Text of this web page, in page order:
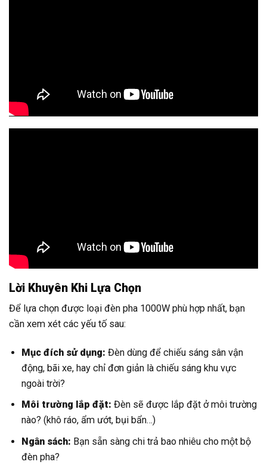
Lời Khuyên Khi Lựa Chọn
Để lựa chọn được loại đèn pha 1000W phù hợp nhất, bạn
cần xem xét các yếu tố sau:
Mục đích sử dụng: Đèn dùng để chiếu sáng sân vận
động, bãi xe, hay chỉ đơn giản là chiếu sáng khu vực
ngoài trời?
Môi trường lắp đặt: Đèn sẽ được lắp đặt ở môi trường
nào? (khô ráo, ẩm ướt, bụi bẩn…)
Ngân sách: Bạn sẵn sàng chi trả bao nhiêu cho một bộ
đèn pha?